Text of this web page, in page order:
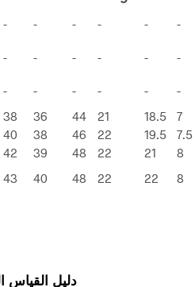
- - - - -
-
- - - - -
-
- - - - -
-
38 36 44 21 18.5
7
40 38 46 22 19.5
7.5
42 39 48 22 21
8
43 40 48 22 22 8
دليل القياس